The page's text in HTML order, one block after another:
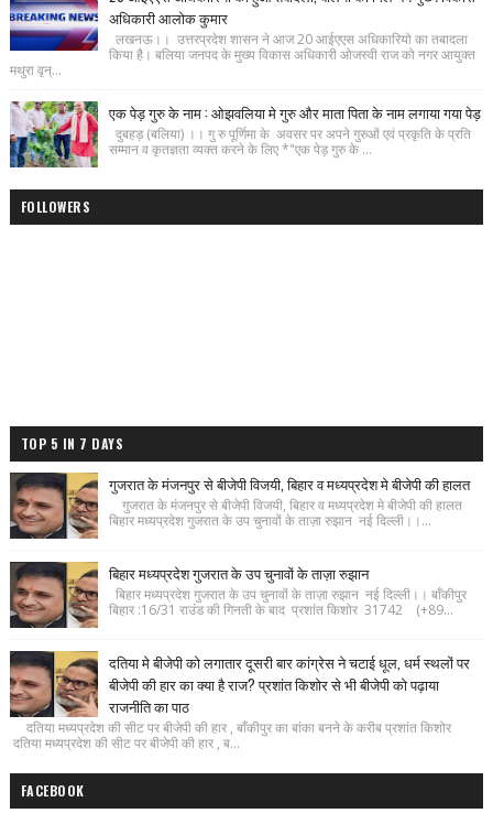
अधिकारी आलोक कुमार
लखनऊ।। उत्तरप्रदेश शासन ने आज 20 आईएएस अधिकारियो का तबादला
किया है। बलिया जनपद के मुख्य विकास अधिकारी ओजस्वी राज को नगर आयुक्त
मथुरा वृन्...
एक पेड़ गुरु के नाम : ओझवलिया मे गुरु और माता पिता के नाम लगाया गया पेड़
दुबहड़ (बलिया) ।। गु रु पूर्णिमा के अवसर पर अपने गुरुओं एवं प्रकृति के प्रति
सम्मान व कृतज्ञता व्यक्त करने के लिए *"एक पेड़ गुरु के ...
FOLLOWERS
TOP 5 IN 7 DAYS
गुजरात के मंजनपुर से बीजेपी विजयी, बिहार व मध्यप्रदेश मे बीजेपी की हालत
गुजरात के मंजनपुर से बीजेपी विजयी, बिहार व मध्यप्रदेश मे बीजेपी की हालत
बिहार मध्यप्रदेश गुजरात के उप चुनावों के ताज़ा रुझान नई दिल्ली।।...
बिहार मध्यप्रदेश गुजरात के उप चुनावों के ताज़ा रुझान
बिहार मध्यप्रदेश गुजरात के उप चुनावों के ताज़ा रुझान नई दिल्ली।। बाँकीपुर
बिहार :16/31 राउंड की गिनती के बाद प्रशांत किशोर 31742 (+89...
दतिया मे बीजेपी को लगातार दूसरी बार कांग्रेस ने चटाई धूल, धर्म स्थलों पर
बीजेपी की हार का क्या है राज? प्रशांत किशोर से भी बीजेपी को पढ़ाया
राजनीति का पाठ
दतिया मध्यप्रदेश की सीट पर बीजेपी की हार , बाँकीपुर का बांका बनने के करीब प्रशांत किशोर
दतिया मध्यप्रदेश की सीट पर बीजेपी की हार , ब...
FACEBOOK